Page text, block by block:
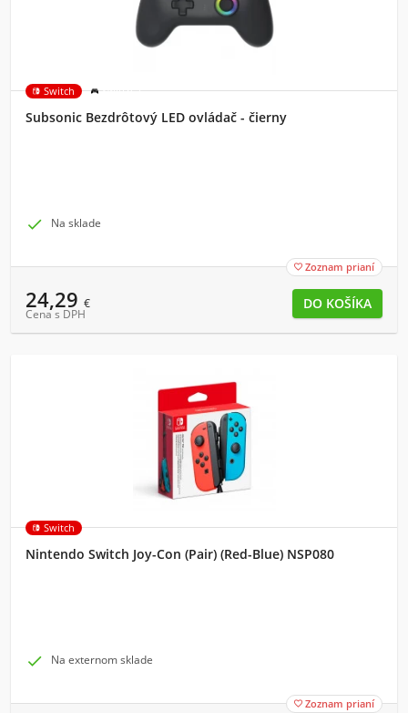
Switch Switch 2
Subsonic Bezdrôtový LED ovládač - čierny
 Na sklade
 Zoznam prianí
24,29 €
Cena s DPH
Switch
Nintendo Switch Joy-Con (Pair) (Red-Blue) NSP080
 Na externom sklade
 Zoznam prianí